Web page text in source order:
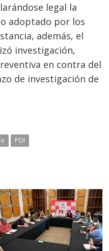
legal la
adoptado por los
además, el
investigación,
en contra del
de investigación de
PDI